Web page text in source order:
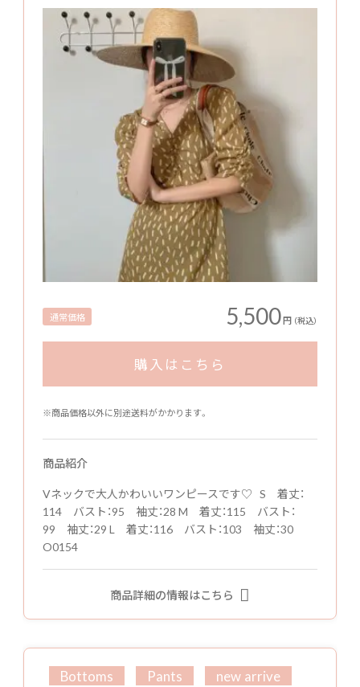
通常価格 5,500円 （税込）
購入はこちら
※商品価格以外に別途送料がかかります。
商品紹介
Vネックで大人かわいいワンピースです♡ S 着丈：
114 バスト：95 袖丈：28 M 着丈：115 バスト：
99 袖丈：29 L 着丈：116 バスト：103 袖丈：30
O0154
商品詳細の情報はこちら
Bottoms Pants new arrive